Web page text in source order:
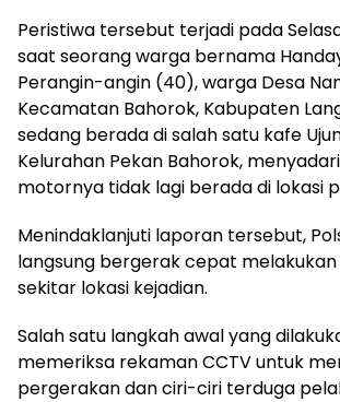
Peristiwa tersebut terjadi pada
saat seorang warga bernama
Perangin-angin (40), warga Desa
Kecamatan Bahorok, Kabupaten
sedang berada di salah satu kafe
Kelurahan Pekan Bahorok,
motornya tidak lagi berada di lokasi
Menindaklanjuti laporan tersebut,
langsung bergerak cepat
sekitar lokasi kejadian.
Salah satu langkah awal yang
memeriksa rekaman CCTV untuk
pergerakan dan ciri-ciri terduga